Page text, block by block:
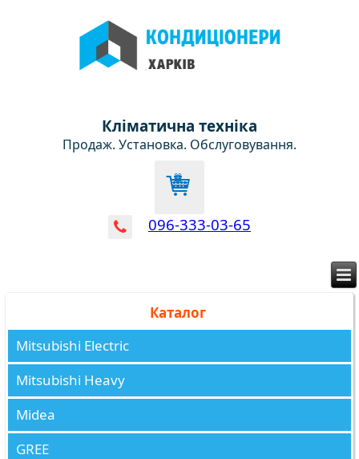
Кліматична техніка
Продаж. Установка. Обслуговування.
096-333-03-65
Каталог
Mitsubishi Electric
Mitsubishi Heavy
Midea
GREE